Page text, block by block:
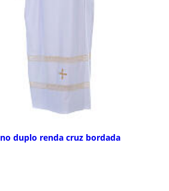
duplo renda cruz bordada